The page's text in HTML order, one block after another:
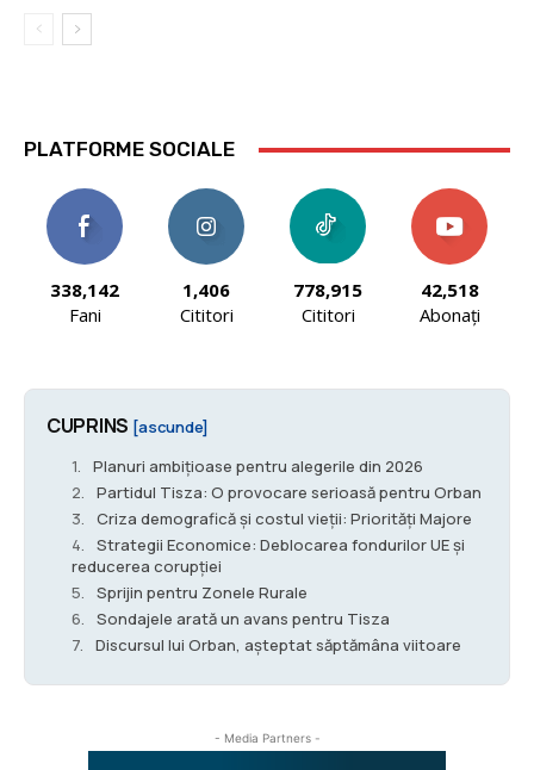
PLATFORME SOCIALE
338,142
Fani
1,406
Cititori
778,915
Cititori
42,518
Abonați
CUPRINS [ascunde]
Planuri ambițioase pentru alegerile din 2026
Partidul Tisza: O provocare serioasă pentru Orban
Criza demografică și costul vieții: Priorități Majore
Strategii Economice: Deblocarea fondurilor UE și
reducerea corupției
Sprijin pentru Zonele Rurale
Sondajele arată un avans pentru Tisza
Discursul lui Orban, așteptat săptămâna viitoare
- Media Partners -